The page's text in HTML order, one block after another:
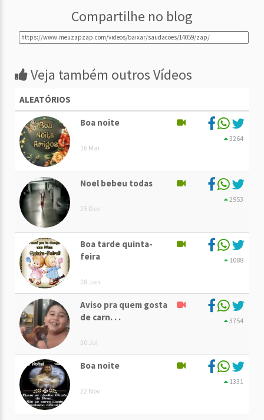
Compartilhe no blog
Veja também outros Vídeos
ALEATÓRIOS
Boa noite
16 Mai
3264
Noel bebeu todas
25 Dez
2953
Boa tarde quinta-
feira
28 Jan
1088
Aviso pra quem gosta
de carn. . .
20 Jul
3754
Boa noite
22 Nov
1331